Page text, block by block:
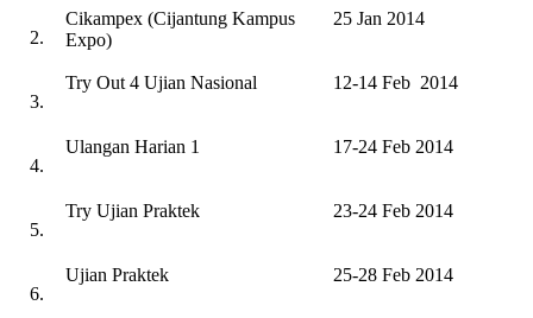
2.
Cikampex (Cijantung Kampus
Expo)
25 Jan 2014
3.
Try Out 4 Ujian Nasional 12-14 Feb 2014
4.
Ulangan Harian 1 17-24 Feb 2014
5.
Try Ujian Praktek 23-24 Feb 2014
6.
Ujian Praktek 25-28 Feb 2014